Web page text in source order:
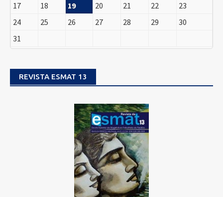
17
18 19 20 21 22
23
24
25 26 27 28 29
30
31
REVISTA ESMAT 13